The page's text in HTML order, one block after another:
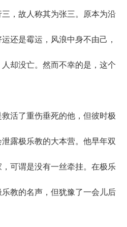
，故人称其为张三。原本为沿
还是霉运，风浪中身不由己，
却没亡。然而不幸的是，这个
了重伤垂死的他，但彼时极
露极乐教的大本营。他早年双
可谓是没有一丝牵挂。在极乐
教的名声，但犹豫了一会儿后